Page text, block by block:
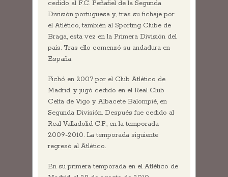
cedido al F.C. Peñafiel de la Segunda
División portuguesa y, tras su fichaje por
el Atlético, también al Sporting Clube de
Braga, esta vez en la Primera División del
país. Tras ello comenzó su andadura en
España.
Fichó en 2007 por el Club Atlético de
Madrid, y jugó cedido en el Real Club
Celta de Vigo y Albacete Balompié, en
Segunda División. Después fue cedido al
Real Valladolid C.F., en la temporada
2009-2010. La temporada siguiente
regresó al Atlético.
En su primera temporada en el Atlético de